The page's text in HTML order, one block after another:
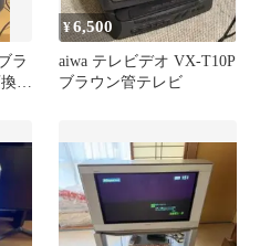
ラ
ア
¥6,500
aiwa テレビデオ VX-T10P
ブラウン管テレビ